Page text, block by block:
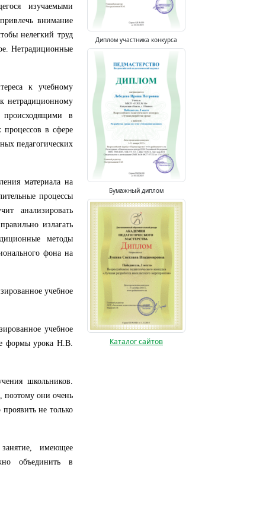
изучаемыми
внимание
нелегкий труд
Нетрадиционные
к учебному
нетрадиционному
происходящими в
процессов в сфере
педагогических
материала на
процессы
анализировать
излагать
методы
фона на
учебное
учебное
формы урока Н.В.
школьников.
поэтому они очень
не только
имеющее
объединить в
Диплом участника конкурса
Бумажный диплом
Каталог сайтов